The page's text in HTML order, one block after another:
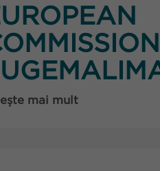
mai mult